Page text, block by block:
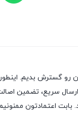
سریع، تضمین
بابت اعتمادتون